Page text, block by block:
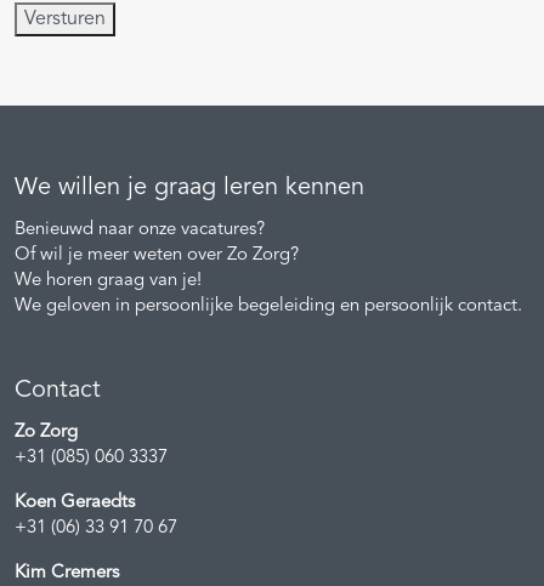
Versturen
We willen je graag leren kennen
Benieuwd naar onze vacatures?
Of wil je meer weten over Zo Zorg?
We horen graag van je!
We geloven in persoonlijke begeleiding en persoonlijk contact.
Contact
Zo Zorg
+31 (085) 060 3337
Koen Geraedts
+31 (06) 33 91 70 67
Kim Cremers